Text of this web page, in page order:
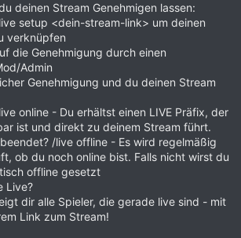
deinen Stream Genehmigen lassen:
setup <dein-stream-link> um deinen
verknüpfen
die Genehmigung durch einen
Admin
Genehmigung und du deinen Stream
online - Du erhältst einen LIVE Präfix, der
ist und direkt zu deinem Stream führt.
/live offline - Es wird regelmäßig
ob du noch online bist. Falls nicht wirst du
offline gesetzt
Live?
dir alle Spieler, die gerade live sind - mit
Link zum Stream!